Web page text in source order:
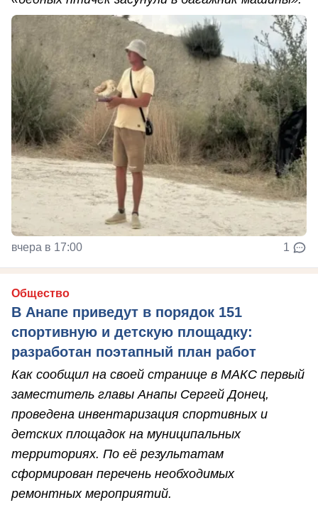
вчера в 17:00 1
Общество
В Анапе приведут в порядок 151
спортивную и детскую площадку:
разработан поэтапный план работ
Как сообщил на своей странице в МАКС первый
заместитель главы Анапы Сергей Донец,
проведена инвентаризация спортивных и
детских площадок на муниципальных
территориях. По её результатам
сформирован перечень необходимых
ремонтных мероприятий.